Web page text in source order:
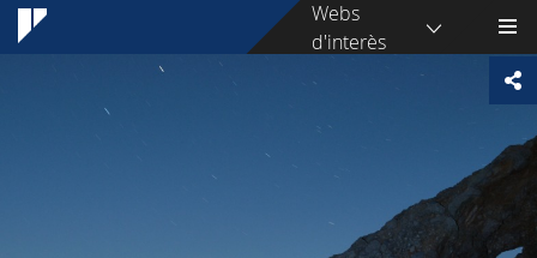
Webs
d'interès